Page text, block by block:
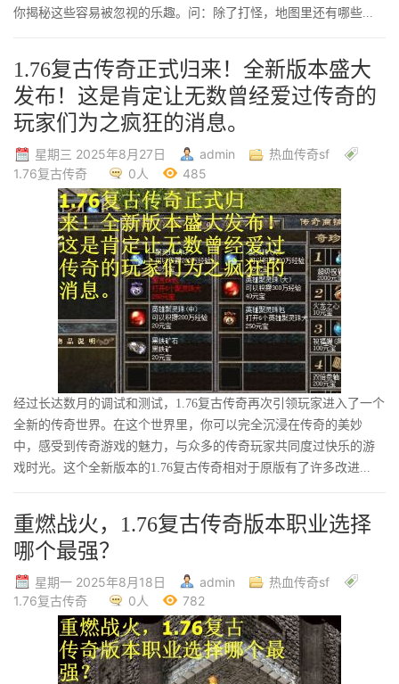
你揭秘这些容易被忽视的乐趣。问：除了打怪，地图里还有哪些...
1.76复古传奇正式归来！全新版本盛大
发布！这是肯定让无数曾经爱过传奇的
玩家们为之疯狂的消息。
星期三 2025年8月27日 admin
热血传奇sf
1.76复古传奇
0人 485
经过长达数月的调试和测试，1.76复古传奇再次引领玩家进入了一个
全新的传奇世界。在这个世界里，你可以完全沉浸在传奇的美妙
中，感受到传奇游戏的魅力，与众多的传奇玩家共同度过快乐的游
戏时光。这个全新版本的1.76复古传奇相对于原版有了许多改进...
重燃战火，1.76复古传奇版本职业选择
哪个最强？
星期一 2025年8月18日 admin
热血传奇sf
1.76复古传奇
0人 782